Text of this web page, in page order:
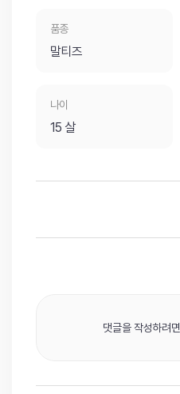
품종
말티즈
나이
15 살
댓글을 작성하려면